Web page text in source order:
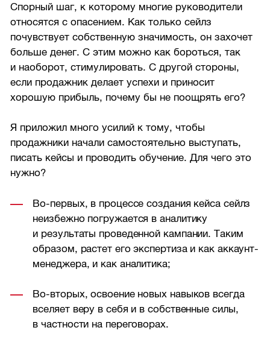
Спорный шаг, к которому многие руководители
относятся с опасением. Как только сейлз
почувствует собственную значимость, он захочет
больше денег. С этим можно как бороться, так
и наоборот, стимулировать. С другой стороны,
если продажник делает успехи и приносит
хорошую прибыль, почему бы не поощрять его?
Я приложил много усилий к тому, чтобы
продажники начали самостоятельно выступать,
писать кейсы и проводить обучение. Для чего это
нужно?
Во-первых, в процессе создания кейса сейлз
неизбежно погружается в аналитику
и результаты проведенной кампании. Таким
образом, растет его экспертиза и как аккаунт-
менеджера, и как аналитика;
Во-вторых, освоение новых навыков всегда
вселяет веру в себя и в собственные силы,
в частности на переговорах.